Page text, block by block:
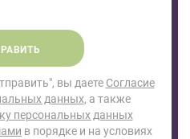
вы даете Согласие
данных, а также
персональных данных
в порядке и на условиях